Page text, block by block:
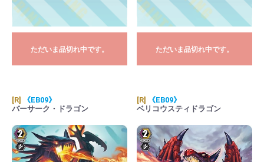
ただいま品切れ中です。 ただいま品切れ中です。
[R]
《EB09》
バーサーク・ドラゴン
[R]
《EB09》
ベリコウスティドラゴン